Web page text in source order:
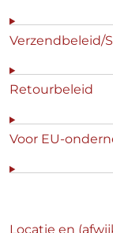
Verzendbeleid/
Retourbeleid
Voor EU-
Locatie en